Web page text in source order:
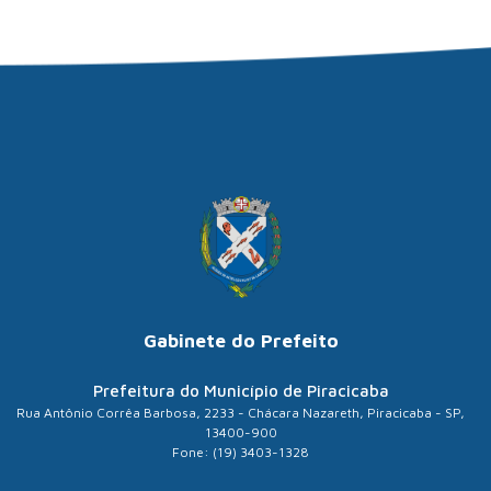
Gabinete do Prefeito
Prefeitura do Município de Piracicaba
Rua Antônio Corrêa Barbosa, 2233 - Chácara Nazareth, Piracicaba - SP,
13400-900
Fone: (19) 3403-1328